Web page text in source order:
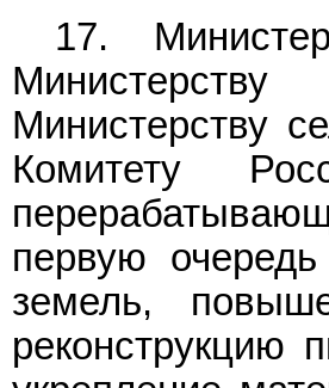
17.
Министерству
Комитету
первую
земель,
реконструкцию